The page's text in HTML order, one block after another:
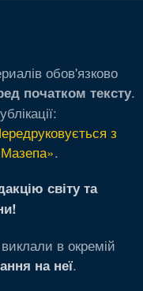
обов'язково
початком тексту.
з
.
світу та
в окремій
на неї.